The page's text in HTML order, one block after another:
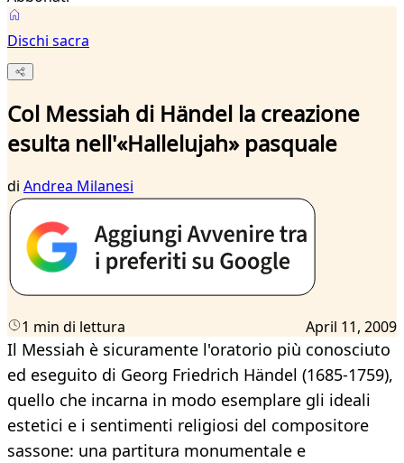
Dischi sacra
Col Messiah di Händel la creazione
esulta nell'«Hallelujah» pasquale
di Andrea Milanesi
1 min di lettura April 11, 2009
Il Messiah è sicuramente l'oratorio più conosciuto
ed eseguito di Georg Friedrich Händel (1685-1759),
quello che incarna in modo esemplare gli ideali
estetici e i sentimenti religiosi del compositore
sassone: una partitura monumentale e